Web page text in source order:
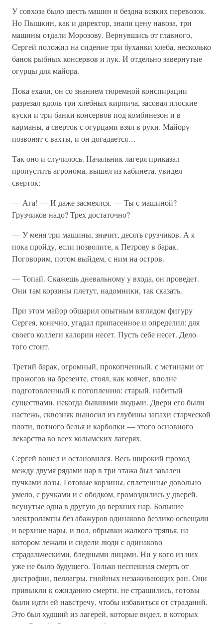
У совхоза было шесть машин и бездна всяких перевозок.
Но Пышкин, как и директор, знали цену навоза, три
машины отдали Морозову. Вернувшись от главного,
Сергей положил на сидение три буханки хлеба, несколько
банок рыбных консервов и лук. И отдельно завернутые
огурцы для майора.
Пока ехали, он со знанием тюремной конспирации
разрезал вдоль три хлебных кирпича, засовал плоские
куски и три банки консервов под комбинезон и в
карманы, а сверток с огурцами взял в руки. Майору
позвонят с вахты, и он догадается…
Так оно и случилось. Начальник лагеря приказал
пропустить агронома, вышел из кабинета, увидел
сверток:
— Ага! — И даже засмеялся. — Ты с машиной?
Грузчиков надо? Трех достаточно?
— У меня три машины, значит, десять грузчиков. А я
пока пройду, если позволите, к Петрову в барак.
Поговорим, потом выйдем, с ним на остров.
— Топай. Скажешь дневальному у входа, он проведет.
Они там корзины плетут, надомники, так сказать.
При этом майор обшарил опытным взглядом фигуру
Сергея, конечно, угадал припасенное и определил: для
своего коллеги калории несет. Пусть себе несет. Дело
того стоит.
Третий барак, огромный, прокопченный, с метинами от
прожогов на брезенте, стоял, как ковчег, вполне
подготовленный к потоплению: старый, набитый
существами, некогда бывшими людьми. Двери его были
настежь, сквозняк выносил из глубины запахи старческой
плоти, потного белья и карболки — этого основного
лекарства во всех колымских лагерях.
Сергей вошел и остановился. Весь широкий проход
между двумя рядами нар в три этажа был завален
пучками лозы. Готовые корзины, сплетенные довольно
умело, с ручками и с ободком, громоздились у дверей,
всунутые одна в другую до верхних нар. Большие
электролампы без абажуров одинаково безлико освещали
и верхние нары, и пол, обрывки жалкого тряпья, на
котором лежали и сидели люди с одинаково
страдальческими, бледными лицами. Ни у кого из них
уже не было будущего. Только неспешная смерть от
дистрофии, пеллагры, гнойных незаживающих ран. Они
привыкли к ожиданию смерти, не страшились, готовы
были идти ей навстречу, чтобы избавиться от страданий.
Это был худший из лагерей, которые видел, в которых